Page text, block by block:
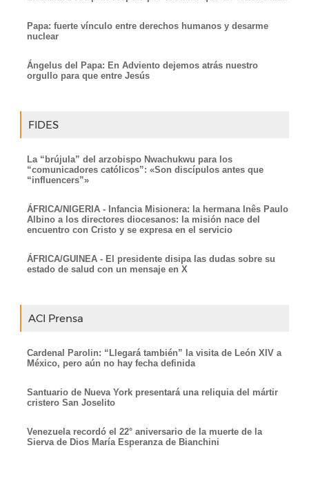
Papa: fuerte vínculo entre derechos humanos y desarme
nuclear
Ángelus del Papa: En Adviento dejemos atrás nuestro
orgullo para que entre Jesús
FIDES
La “brújula” del arzobispo Nwachukwu para los
“comunicadores católicos”: «Son discípulos antes que
“influencers”»
ÁFRICA/NIGERIA - Infancia Misionera: la hermana Inês Paulo
Albino a los directores diocesanos: la misión nace del
encuentro con Cristo y se expresa en el servicio
ÁFRICA/GUINEA - El presidente disipa las dudas sobre su
estado de salud con un mensaje en X
ACI Prensa
Cardenal Parolin: “Llegará también” la visita de León XIV a
México, pero aún no hay fecha definida
Santuario de Nueva York presentará una reliquia del mártir
cristero San Joselito
Venezuela recordó el 22° aniversario de la muerte de la
Sierva de Dios María Esperanza de Bianchini